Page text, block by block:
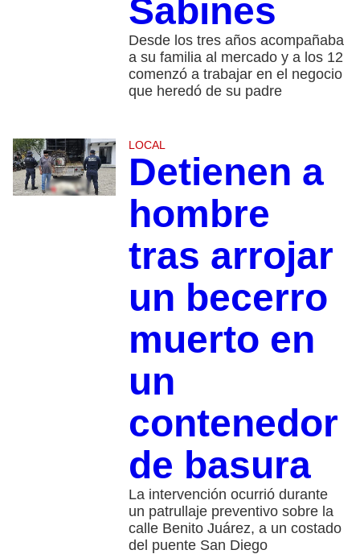
Sabines
Desde los tres años acompañaba
a su familia al mercado y a los 12
comenzó a trabajar en el negocio
que heredó de su padre
LOCAL
Detienen a
hombre
tras arrojar
un becerro
muerto en
un
contenedor
de basura
La intervención ocurrió durante
un patrullaje preventivo sobre la
calle Benito Juárez, a un costado
del puente San Diego